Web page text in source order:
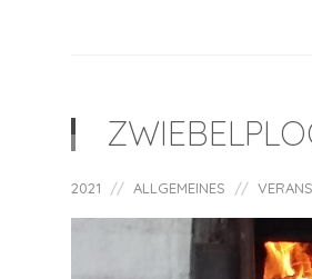
2021 ALLGEMEINES